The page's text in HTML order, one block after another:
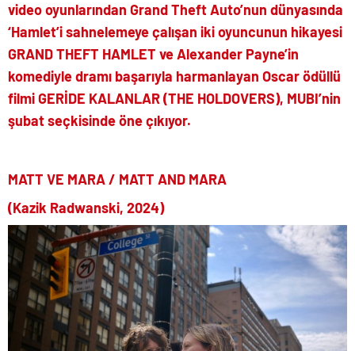
video oyunlarından Grand Theft Auto’nun dünyasında
‘Hamlet’i sahnelemeye çalışan iki oyuncunun hikayesi
GRAND THEFT HAMLET ve Alexander Payne’in
komediyle dramı başarıyla harmanlayan Oscar ödüllü
filmi GERİDE KALANLAR (THE HOLDOVERS), MUBI’nin
şubat seçkisinde öne çıkıyor.
MATT VE MARA / MATT AND MARA
(Kazik Radwanski, 2024)